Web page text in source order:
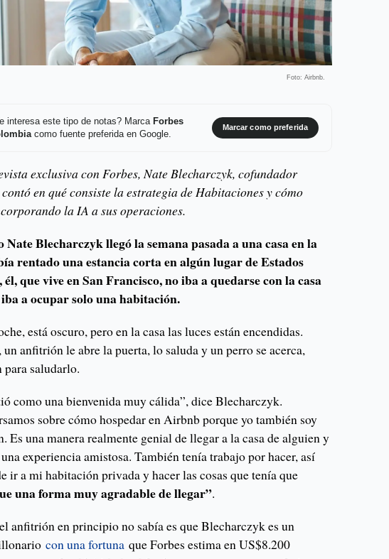
Foto: Airbnb.
interesa este tipo de notas? Marca Forbes
como fuente preferida en Google.
Marcar como preferida
exclusiva con Forbes, Nate Blecharczyk, cofundador
en qué consiste la estrategia de Habitaciones y cómo
la IA a sus operaciones.
Nate Blecharczyk llegó la semana pasada a una casa en la
rentado una estancia corta en algún lugar de Estados
él, que vive en San Francisco, no iba a quedarse con la casa
a ocupar solo una habitación.
está oscuro, pero en la casa las luces están encendidas.
anfitrión le abre la puerta, lo saluda y un perro se acerca,
para saludarlo.
como una bienvenida muy cálida”, dice Blecharczyk.
sobre cómo hospedar en Airbnb porque yo también soy
Es una manera realmente genial de llegar a la casa de alguien y
una experiencia amistosa. También tenía trabajo por hacer, así
ir a mi habitación privada y hacer las cosas que tenía que
una forma muy agradable de llegar”.
anfitrión en principio no sabía es que Blecharczyk es un
con una fortuna que Forbes estima en US$8.200